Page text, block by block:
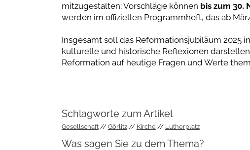
mitzugestalten; Vorschläge können bis zum 30.
werden im offiziellen Programmheft, das ab
Insgesamt soll das Reformationsjubiläum 2025
kulturelle und historische Reflexionen
Reformation auf heutige Fragen und Werte
Schlagworte zum Artikel
Gesellschaft Görlitz Kirche Lutherplatz
Was sagen Sie zu dem Thema?